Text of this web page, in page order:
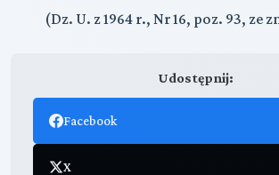
(Dz. U. z 1964 r., Nr 16, poz. 93, ze
Udostępnij:
Facebook
X